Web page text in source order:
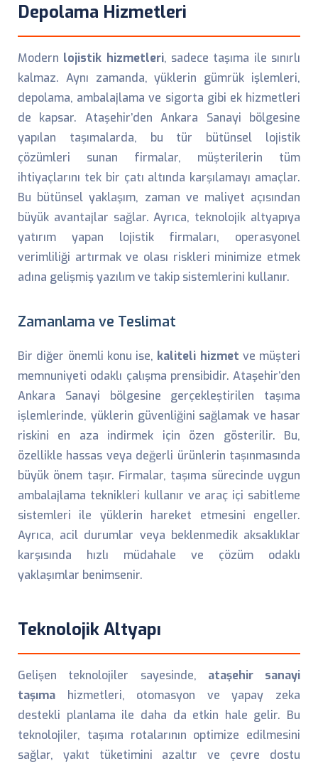
Depolama Hizmetleri
Modern lojistik hizmetleri, sadece taşıma ile sınırlı
kalmaz. Aynı zamanda, yüklerin gümrük işlemleri,
depolama, ambalajlama ve sigorta gibi ek hizmetleri
de kapsar. Ataşehir’den Ankara Sanayi bölgesine
yapılan taşımalarda, bu tür bütünsel lojistik
çözümleri sunan firmalar, müşterilerin tüm
ihtiyaçlarını tek bir çatı altında karşılamayı amaçlar.
Bu bütünsel yaklaşım, zaman ve maliyet açısından
büyük avantajlar sağlar. Ayrıca, teknolojik altyapıya
yatırım yapan lojistik firmaları, operasyonel
verimliliği artırmak ve olası riskleri minimize etmek
adına gelişmiş yazılım ve takip sistemlerini kullanır.
Zamanlama ve Teslimat
Bir diğer önemli konu ise, kaliteli hizmet ve müşteri
memnuniyeti odaklı çalışma prensibidir. Ataşehir’den
Ankara Sanayi bölgesine gerçekleştirilen taşıma
işlemlerinde, yüklerin güvenliğini sağlamak ve hasar
riskini en aza indirmek için özen gösterilir. Bu,
özellikle hassas veya değerli ürünlerin taşınmasında
büyük önem taşır. Firmalar, taşıma sürecinde uygun
ambalajlama teknikleri kullanır ve araç içi sabitleme
sistemleri ile yüklerin hareket etmesini engeller.
Ayrıca, acil durumlar veya beklenmedik aksaklıklar
karşısında hızlı müdahale ve çözüm odaklı
yaklaşımlar benimsenir.
Teknolojik Altyapı
Gelişen teknolojiler sayesinde, ataşehir sanayi
taşıma hizmetleri, otomasyon ve yapay zeka
destekli planlama ile daha da etkin hale gelir. Bu
teknolojiler, taşıma rotalarının optimize edilmesini
sağlar, yakıt tüketimini azaltır ve çevre dostu